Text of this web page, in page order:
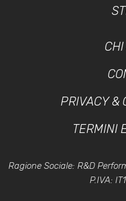
PRIVACY &
TERMINI
Ragione Sociale: R&D
P.IVA: